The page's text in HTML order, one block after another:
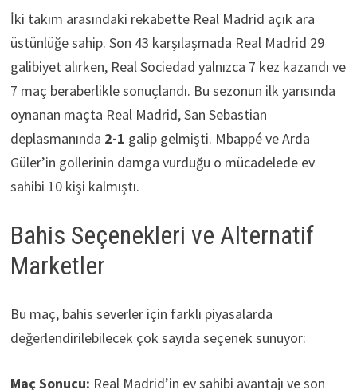
İki takım arasındaki rekabette Real Madrid açık ara
üstünlüğe sahip. Son 43 karşılaşmada Real Madrid 29
galibiyet alırken, Real Sociedad yalnızca 7 kez kazandı ve
7 maç beraberlikle sonuçlandı. Bu sezonun ilk yarısında
oynanan maçta Real Madrid, San Sebastian
deplasmanında 2-1 galip gelmişti. Mbappé ve Arda
Güler’in gollerinin damga vurduğu o mücadelede ev
sahibi 10 kişi kalmıştı.
Bahis Seçenekleri ve Alternatif
Marketler
Bu maç, bahis severler için farklı piyasalarda
değerlendirilebilecek çok sayıda seçenek sunuyor:
Maç Sonucu: Real Madrid’in ev sahibi avantajı ve son